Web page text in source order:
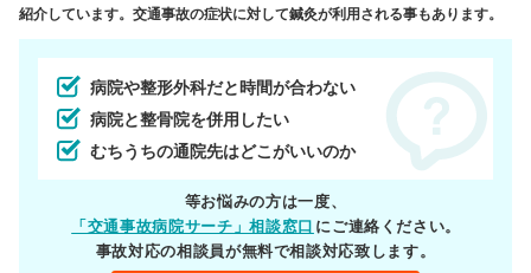
紹介しています。交通事故の症状に対して鍼灸が利用される事もあります。
病院や整形外科だと時間が合わない
病院と整骨院を併用したい
むちうちの通院先はどこがいいのか
等お悩みの方は一度、
「交通事故病院サーチ」相談窓口 にご連絡ください。
事故対応の相談員が無料で相談対応致します。